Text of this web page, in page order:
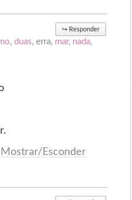
↪ Responder
,duas, erra, mar, nada,
Mostrar/Esconder